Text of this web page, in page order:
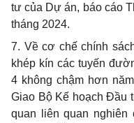
tư của Dự án, báo cáo
tháng 2024.
7. Về cơ chế chính
khép kín các tuyến
4 không chậm hơn
Giao Bộ Kế hoạch Đầu
quan liên quan